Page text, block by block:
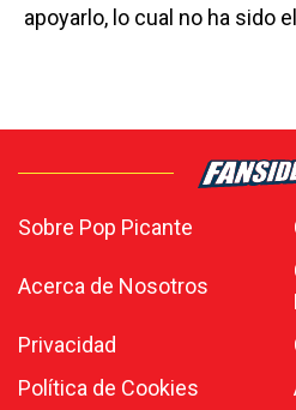
apoyarlo, lo cual no ha sido
Sobre Pop Picante
Acerca de Nosotros
Privacidad
Política de Cookies